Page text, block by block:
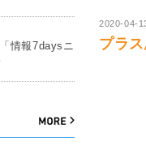
2020-04-
プラ
情報7daysニ